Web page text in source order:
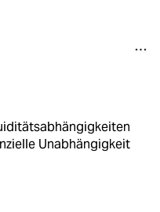
Unabhängigkeit